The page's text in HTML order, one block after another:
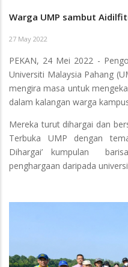
Warga UMP sambut
27 May 2022
PEKAN, 24 Mei 2022 -
Universiti Malaysia Pahang
mengira masa untuk
dalam kalangan warga
Mereka turut dihargai dan
Terbuka UMP dengan
Dihargai’ kumpulan
penghargaan daripada